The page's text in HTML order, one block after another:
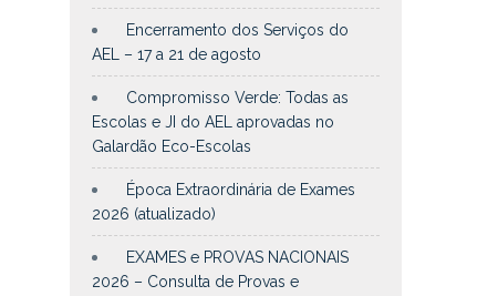
Encerramento dos Serviços do
AEL – 17 a 21 de agosto
Compromisso Verde: Todas as
Escolas e JI do AEL aprovadas no
Galardão Eco-Escolas
Época Extraordinária de Exames
2026 (atualizado)
EXAMES e PROVAS NACIONAIS
2026 – Consulta de Provas e